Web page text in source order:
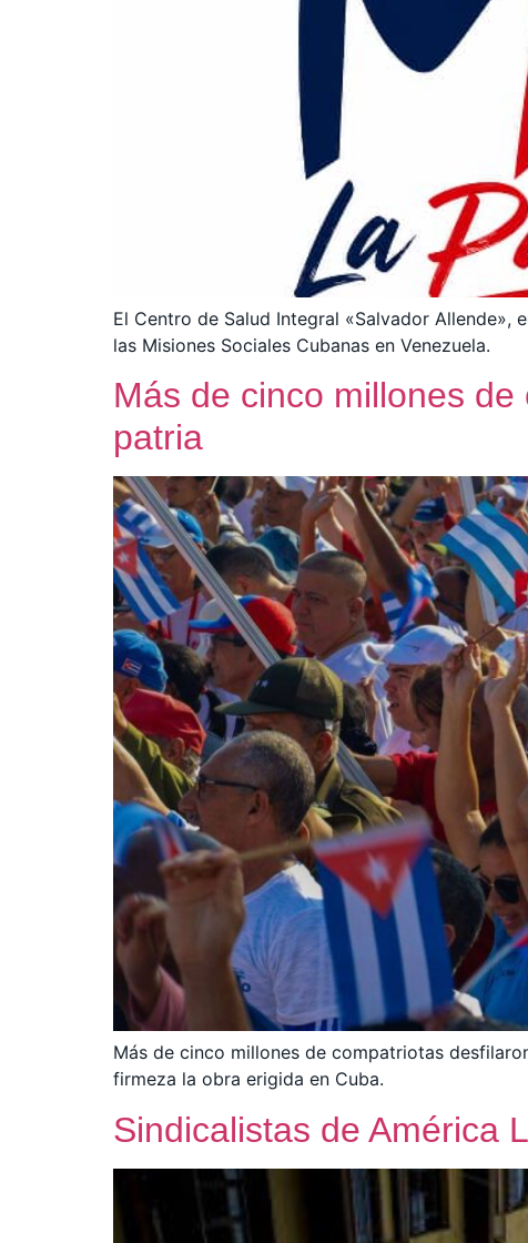
El Centro de Salud Integral «Salvador Allende»,
las Misiones Sociales Cubanas en Venezuela.
Más de cinco millones
patria
Más de cinco millones de compatriotas
firmeza la obra erigida en Cuba.
Sindicalistas de América